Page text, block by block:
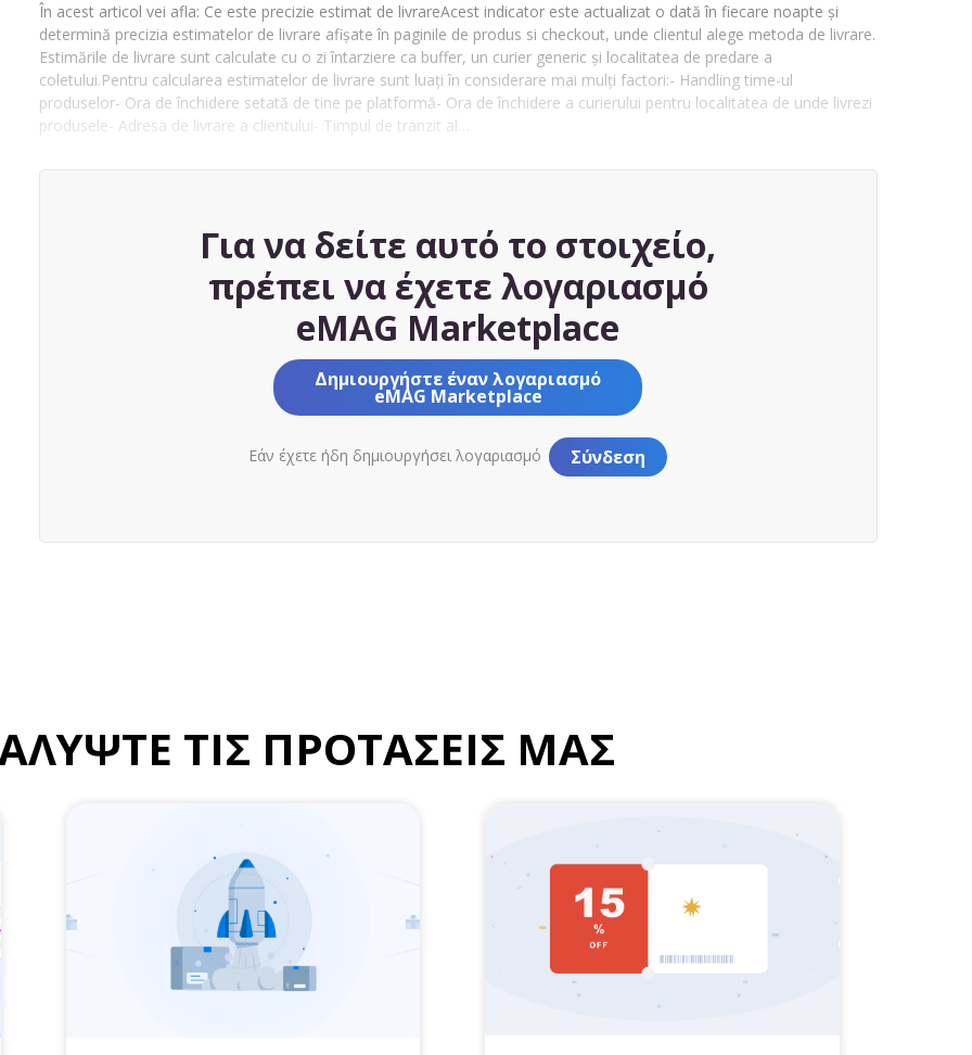
În acest articol vei afla: Ce este precizie estimat de livrareAcest indicator este actualizat o dată în fiecare noapte și
determină precizia estimatelor de livrare afișate în paginile de produs si checkout, unde clientul alege metoda de livrare.
Estimările de livrare sunt calculate cu o zi întarziere ca buffer, un curier generic și localitatea de predare a
coletului.Pentru calcularea estimatelor de livrare sunt luați în considerare mai mulți factori:- Handling time-ul
produselor- Ora de închidere setată de tine pe platformă- Ora de închidere a curierului pentru localitatea de unde livrezi
produsele- Adresa de livrare a clientului- Timpul de tranzit al…
Για να δείτε αυτό το στοιχείο,
πρέπει να έχετε λογαριασμό
eMAG Marketplace
Δημιουργήστε έναν λογαριασμό
eMAG Marketplace
Εάν έχετε ήδη δημιουργήσει λογαριασμό Σύνδεση
ΤΙΣ ΠΡΟΤΑΣΕΙΣ ΜΑΣ